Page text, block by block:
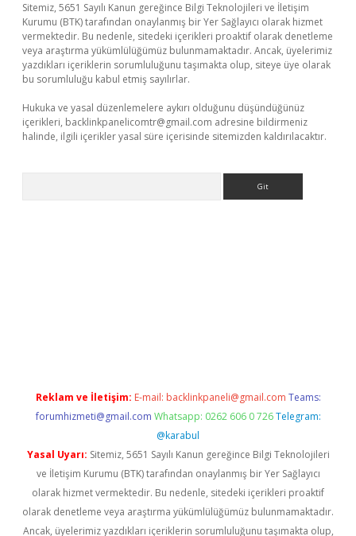
Sitemiz, 5651 Sayılı Kanun gereğince Bilgi Teknolojileri ve İletişim
Kurumu (BTK) tarafından onaylanmış bir Yer Sağlayıcı olarak hizmet
vermektedir. Bu nedenle, sitedeki içerikleri proaktif olarak denetleme
veya araştırma yükümlülüğümüz bulunmamaktadır. Ancak, üyelerimiz
yazdıkları içeriklerin sorumluluğunu taşımakta olup, siteye üye olarak
bu sorumluluğu kabul etmiş sayılırlar.
Hukuka ve yasal düzenlemelere aykırı olduğunu düşündüğünüz
içerikleri, backlinkpanelicomtr@gmail.com adresine bildirmeniz
halinde, ilgili içerikler yasal süre içerisinde sitemizden kaldırılacaktır.
Reklam ve İletişim: E-mail: backlinkpaneli@gmail.com Teams:
forumhizmeti@gmail.com Whatsapp: 0262 606 0 726 Telegram:
@karabul
Yasal Uyarı: Sitemiz, 5651 Sayılı Kanun gereğince Bilgi Teknolojileri
ve İletişim Kurumu (BTK) tarafından onaylanmış bir Yer Sağlayıcı
olarak hizmet vermektedir. Bu nedenle, sitedeki içerikleri proaktif
olarak denetleme veya araştırma yükümlülüğümüz bulunmamaktadır.
Ancak, üyelerimiz yazdıkları içeriklerin sorumluluğunu taşımakta olup,